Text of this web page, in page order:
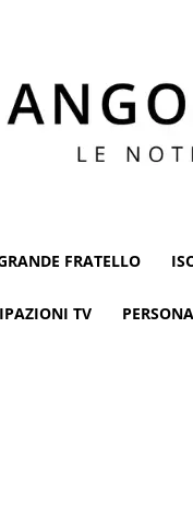
FRATELLO
TV